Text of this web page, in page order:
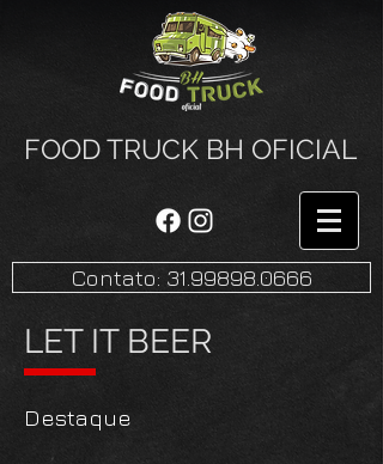
FOOD TRUCK BH OFICIAL
Contato: 31.99898.0666
LET IT BEER
Destaque